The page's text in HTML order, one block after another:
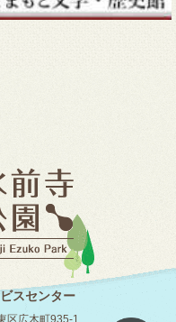
スセンター